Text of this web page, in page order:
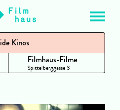
Kinos
Filmhaus-Filme
Spittelberggasse 3